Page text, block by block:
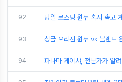
92 당일 로스팅 원두 혹시 속고
93 싱글 오리진 원두 vs 블렌드
94 파나마 게이샤, 전문가가 알